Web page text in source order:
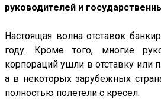
руководителей и
Настоящая волна отставок
году. Кроме того, многие
корпораций ушли в отставку или
а в некоторых зарубежных
полностью полетели с кресел.